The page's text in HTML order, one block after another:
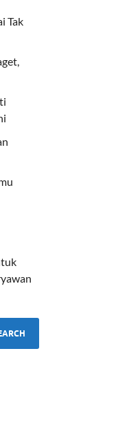
Tak